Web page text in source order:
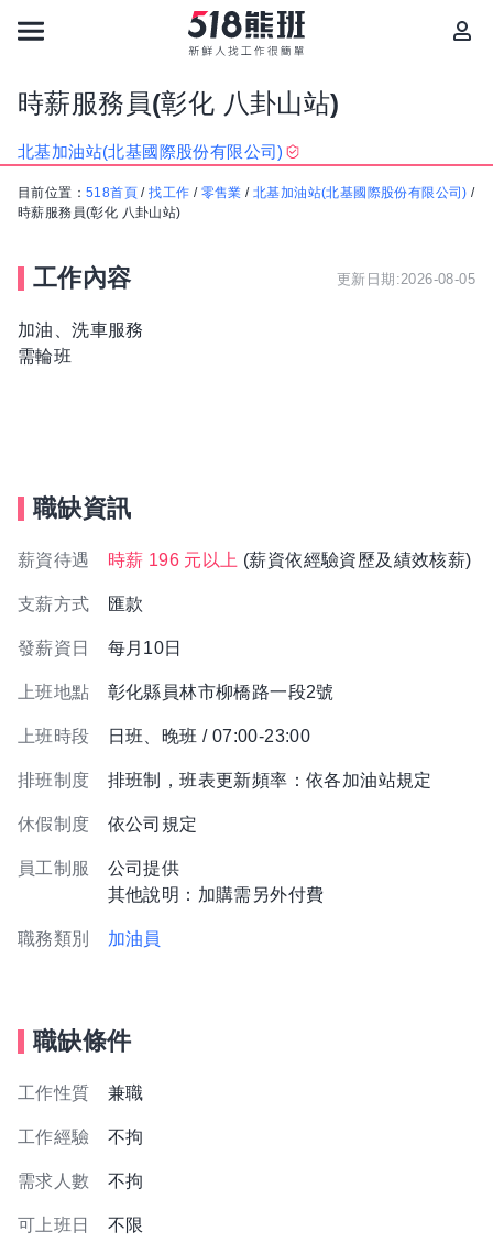
時薪服務員(彰化 八卦山站)
北基加油站(北基國際股份有限公司)
目前位置： 518首頁 /找工作 / 零售業 /北基加油站(北基國際股份有限公司) /
時薪服務員(彰化 八卦山站)
工作內容 更新日期:2026-08-05
加油、洗車服務
需輪班
職缺資訊
薪資待遇 時薪 196 元以上 (薪資依經驗資歷及績效核薪)
支薪方式 匯款
發薪資日 每月10日
上班地點 彰化縣員林市柳橋路一段2號
上班時段 日班、晚班 / 07:00-23:00
排班制度 排班制，班表更新頻率：依各加油站規定
休假制度 依公司規定
員工制服
公司提供
其他說明：加購需另外付費
職務類別 加油員
職缺條件
工作性質 兼職
工作經驗 不拘
需求人數 不拘
可上班日 不限